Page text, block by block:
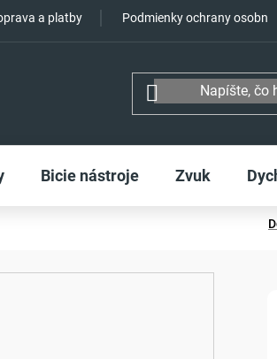
a platby Podmienky ochrany
Bicie nástroje Zvuk